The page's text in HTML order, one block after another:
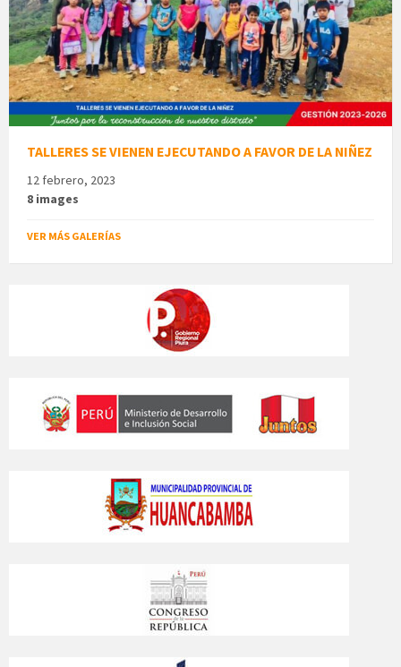
TALLERES SE VIENEN EJECUTANDO A FAVOR DE LA NIÑEZ
12 febrero, 2023
8 images
VER MÁS GALERÍAS